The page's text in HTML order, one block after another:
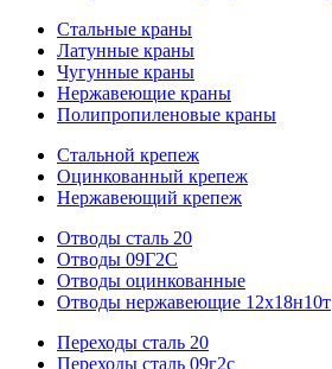
Стальные краны
Латунные краны
Чугунные краны
Нержавеющие краны
Полипропиленовые краны
Стальной крепеж
Оцинкованный крепеж
Нержавеющий крепеж
Отводы сталь 20
Отводы 09Г2С
Отводы оцинкованные
Отводы нержавеющие 12х18н10т
Переходы сталь 20
Переходы сталь 09г2с